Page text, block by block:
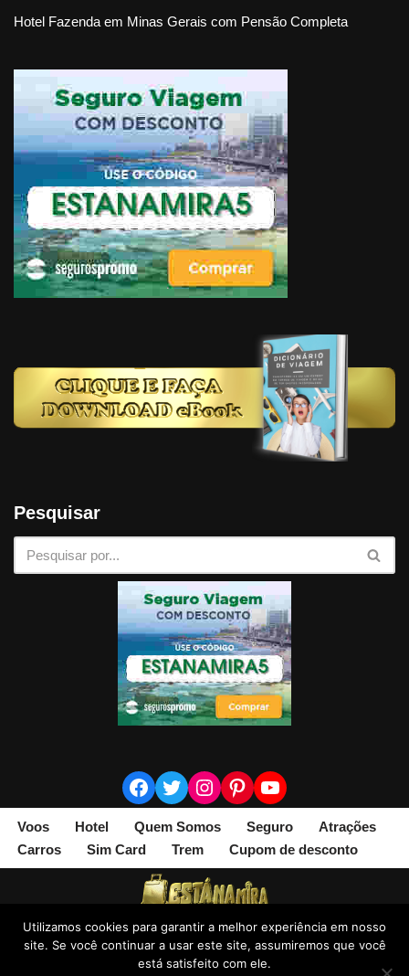
Hotel Fazenda em Minas Gerais com Pensão Completa
Pesquisar
Voos Hotel Quem Somos Seguro
Atrações
Carros
Sim Card Trem Cupom de desconto
© Copyright 2019-2023. Esta na Mira
Utilizamos cookies para garantir a melhor experiência em nosso
site. Se você continuar a usar este site, assumiremos que você
está satisfeito com ele.